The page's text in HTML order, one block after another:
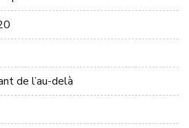
de l’au-delà